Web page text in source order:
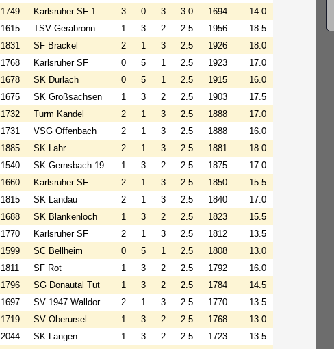
1749 Karlsruher SF 1 3 0 3 3.0 1694
14.0
1615 TSV Gerabronn 1 3 2 2.5 1956
18.5
1831 SF Brackel 2 1 3 2.5 1926
18.0
1768 Karlsruher SF 0 5 1 2.5 1923
17.0
1678 SK Durlach 0 5 1 2.5 1915
16.0
1675 SK Großsachsen 1 3 2 2.5 1903
17.5
1732 Turm Kandel 2 1 3 2.5 1888
17.0
1731 VSG Offenbach 2 1 3 2.5 1888
16.0
1885 SK Lahr 2 1 3 2.5 1881
18.0
1540 SK Gernsbach 19 1 3 2 2.5 1875
17.0
1660 Karlsruher SF 2 1 3 2.5 1850
15.5
1815 SK Landau 2 1 3 2.5 1840
17.0
1688 SK Blankenloch 1 3 2 2.5 1823
15.5
1770 Karlsruher SF 2 1 3 2.5 1812
13.5
1599 SC Bellheim 0 5 1 2.5 1808
13.0
1811 SF Rot 1 3 2 2.5 1792
16.0
1796 SG Donautal Tut 1 3 2 2.5 1784
14.5
1697 SV 1947 Walldor 2 1 3 2.5 1770
13.5
1719 SV Oberursel 1 3 2 2.5 1768
13.0
2044 SK Langen 1 3 2 2.5 1723
13.5